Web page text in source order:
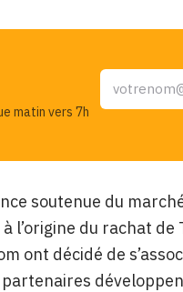
matin vers 7h
soutenue du
l’origine du rachat
ont décidé de